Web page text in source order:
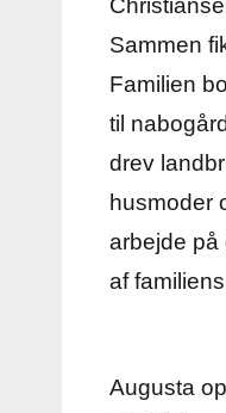
Sammen
Familien
til
drev
husmoder
arbejde på
af
Augusta